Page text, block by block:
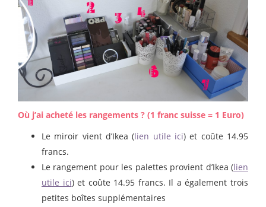
Où j’ai acheté les rangements ? (1 franc suisse = 1 Euro)
Le miroir vient d’Ikea (lien utile ici) et coûte 14.95
francs.
Le rangement pour les palettes provient d’Ikea (lien
utile ici) et coûte 14.95 francs. Il a également trois
petites boîtes supplémentaires